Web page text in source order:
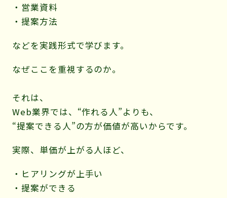
・営業資料
・提案方法
などを実践形式で学びます。
なぜここを重視するのか。
それは、
Web業界では、“作れる人”よりも、
“提案できる人”の方が価値が高いからです。
実際、単価が上がる人ほど、
・ヒアリングが上手い
・提案ができる